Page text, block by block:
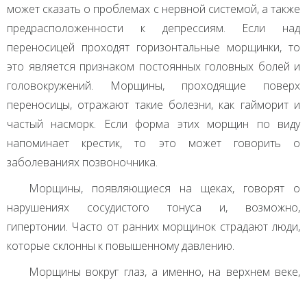
может сказать о проблемах с нервной системой, а также
предрасположенности к депрессиям. Если над
переносицей проходят горизонтальные морщинки, то
это является признаком постоянных головных болей и
головокружений. Морщины, проходящие поверх
переносицы, отражают такие болезни, как гайморит и
частый насморк. Если форма этих морщин по виду
напоминает крестик, то это может говорить о
заболеваниях позвоночника.
Морщины, появляющиеся на щеках, говорят о
нарушениях сосудистого тонуса и, возможно,
гипертонии. Часто от ранних морщинок страдают люди,
которые склонны к повышенному давлению.
Морщины вокруг глаз, а именно, на верхнем веке,